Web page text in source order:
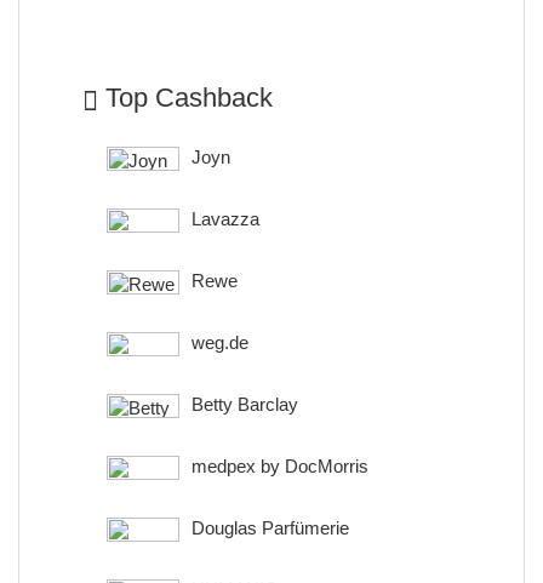
Top Cashback
Joyn
Lavazza
Rewe
weg.de
Betty Barclay
medpex by DocMorris
Douglas Parfümerie